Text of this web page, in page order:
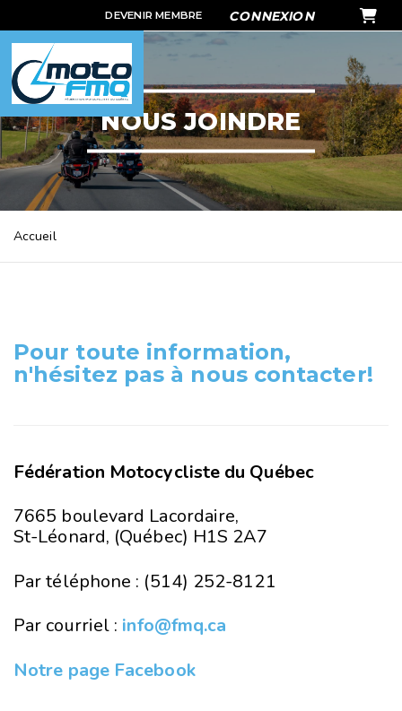
DEVENIR MEMBRE CONNEXION PANIER
NOUS JOINDRE
Accueil
Pour toute information,
n'hésitez pas à nous contacter!
Fédération Motocycliste du Québec
7665 boulevard Lacordaire,
St-Léonard, (Québec) H1S 2A7
Par téléphone : (514) 252-8121
Par courriel : info@fmq.ca
Notre page Facebook